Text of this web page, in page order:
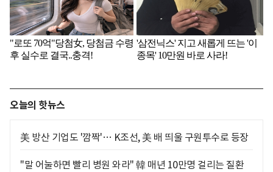
오늘의 핫뉴스
美 방산 기업도 '깜짝'… K조선, 美 배 띄울 구원투수로 등장
"말 어눌하면 빨리 병원 와라" 韓 매년 10만명 걸리는 질환